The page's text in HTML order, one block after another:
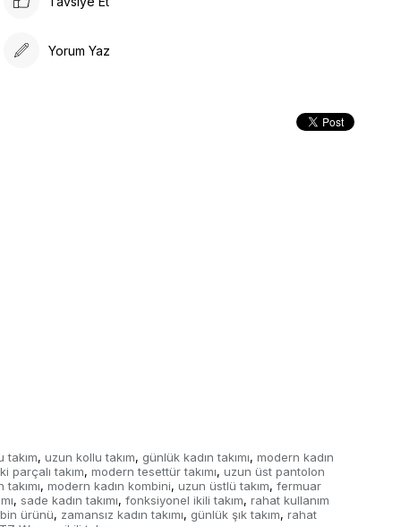
Yorum Yaz
takım, uzun kollu takım, günlük kadın takımı, modern kadın
parçalı takım, modern tesettür takımı, uzun üst pantolon
, modern kadın kombini, uzun üstlü takım, fermuar
, sade kadın takımı, fonksiyonel ikili takım, rahat kullanım
ürünü, zamansız kadın takımı, günlük şık takım, rahat